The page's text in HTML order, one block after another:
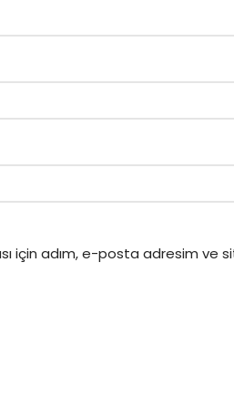
için adım, e-posta adresim ve